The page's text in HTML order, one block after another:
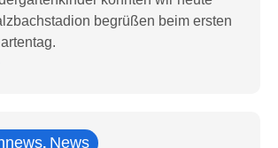
begrüßen beim ersten
, News